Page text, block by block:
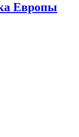
Европы